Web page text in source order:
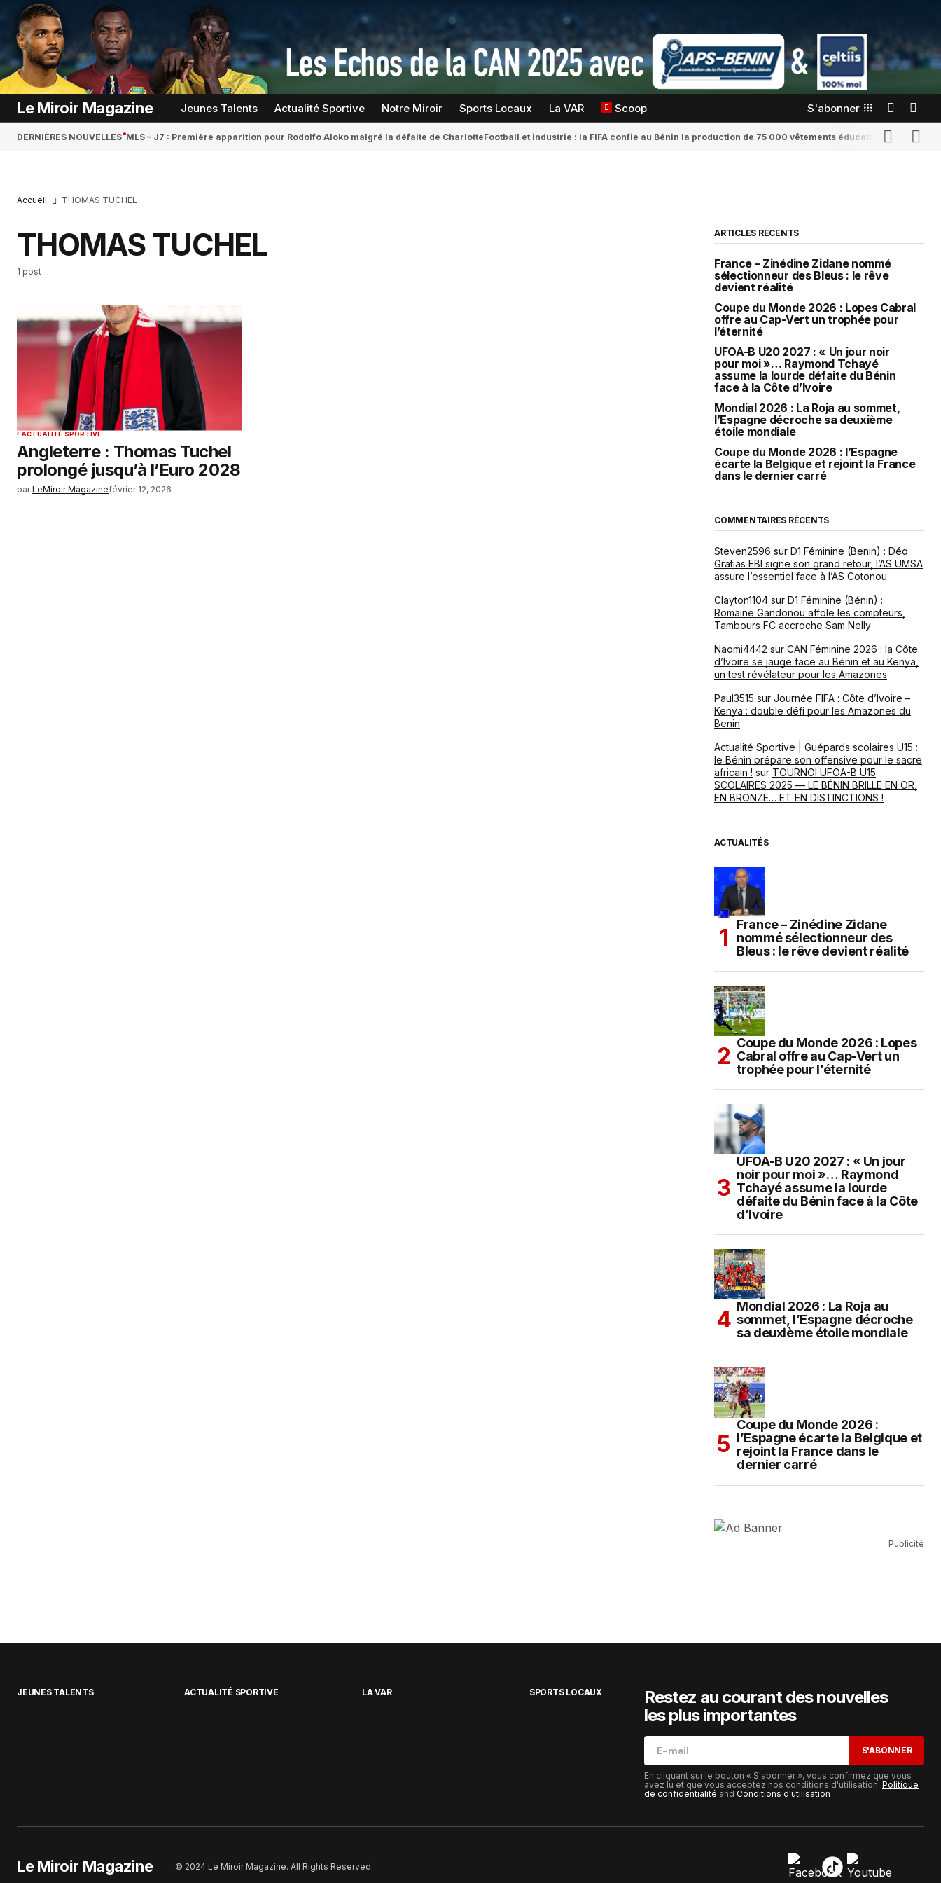
Le Miroir Magazine Jeunes Talents Actualité Sportive Notre Miroir Sports Locaux La VAR Scoop S'abonner
DERNIÈRES NOUVELLES MLS – J7 : Première apparition pour Rodolfo Aloko malgré la défaite de CharlotteFootball et industrie : la FIFA confie au Bénin la production de 75 000 vêtements éducatifs
Accueil THOMAS TUCHEL
THOMAS TUCHEL
1 post
ACTUALITÉ SPORTIVE
Angleterre : Thomas Tuchel
prolongé jusqu’à l’Euro 2028
par LeMiroir Magazinefévrier 12, 2026
ARTICLES RÉCENTS
France – Zinédine Zidane nommé
sélectionneur des Bleus : le rêve
devient réalité
Coupe du Monde 2026 : Lopes Cabral
offre au Cap-Vert un trophée pour
l’éternité
UFOA-B U20 2027 : « Un jour noir
pour moi »… Raymond Tchayé
assume la lourde défaite du Bénin
face à la Côte d’Ivoire
Mondial 2026 : La Roja au sommet,
l’Espagne décroche sa deuxième
étoile mondiale
Coupe du Monde 2026 : l’Espagne
écarte la Belgique et rejoint la France
dans le dernier carré
COMMENTAIRES RÉCENTS
Steven2596 sur D1 Féminine (Benin) : Déo
Gratias EBI signe son grand retour, l’AS UMSA
assure l’essentiel face à l’AS Cotonou
Clayton1104 sur D1 Féminine (Bénin) :
Romaine Gandonou affole les compteurs,
Tambours FC accroche Sam Nelly
Naomi4442 sur CAN Féminine 2026 : la Côte
d’Ivoire se jauge face au Bénin et au Kenya,
un test révélateur pour les Amazones
Paul3515 sur Journée FIFA : Côte d’Ivoire –
Kenya : double défi pour les Amazones du
Benin
Actualité Sportive | Guépards scolaires U15 :
le Bénin prépare son offensive pour le sacre
africain ! sur TOURNOI UFOA-B U15
SCOLAIRES 2025 — LE BÉNIN BRILLE EN OR,
EN BRONZE… ET EN DISTINCTIONS !
ACTUALITÉS
France – Zinédine Zidane
nommé sélectionneur des
Bleus : le rêve devient réalité
Coupe du Monde 2026 : Lopes
Cabral offre au Cap-Vert un
trophée pour l’éternité
UFOA-B U20 2027 : « Un jour
noir pour moi »… Raymond
Tchayé assume la lourde
défaite du Bénin face à la Côte
d’Ivoire
Mondial 2026 : La Roja au
sommet, l’Espagne décroche
sa deuxième étoile mondiale
Coupe du Monde 2026 :
l’Espagne écarte la Belgique et
rejoint la France dans le
dernier carré
Publicité
JEUNES TALENTS ACTUALITÉ SPORTIVE LA VAR SPORTS LOCAUX
Restez au courant des nouvelles
les plus importantes
S'ABONNER
En cliquant sur le bouton « S'abonner », vous confirmez que vous
avez lu et que vous acceptez nos conditions d'utilisation. Politique
de confidentialité and Conditions d'utilisation
Le Miroir Magazine © 2024 Le Miroir Magazine. All Rights Reserved.